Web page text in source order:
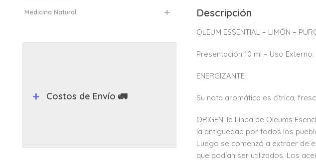
Descripción
OLEUM ESSENTIAL – LIMÓN –
Presentación 10 ml – Uso Externo.
ENERGIZANTE
Su nota aromática es cítrica,
ORIGEN: la Línea de Oleums
la antigüedad por todos los
Luego se comenzó a extraer de
que podían ser utilizados. Los
Medicina Natural
Costos de Envío 🚛